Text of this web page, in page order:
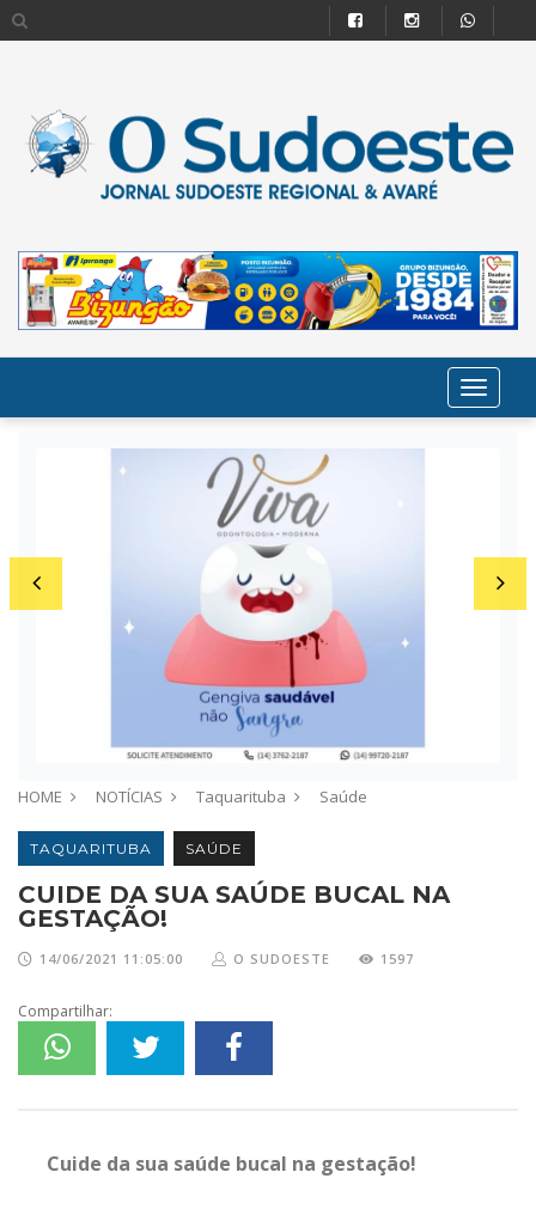
HOME NOTÍCIAS Taquarituba Saúde
TAQUARITUBA SAÚDE
CUIDE DA SUA SAÚDE BUCAL NA
GESTAÇÃO!
14/06/2021 11:05:00 O SUDOESTE 1597
Compartilhar:
Cuide da sua saúde bucal na gestação!